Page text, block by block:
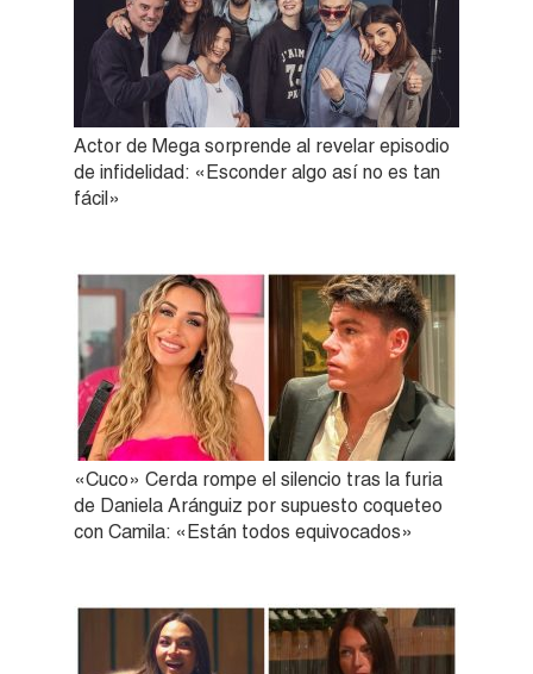
Actor de Mega sorprende al revelar episodio
de infidelidad: «Esconder algo así no es tan
fácil»
«Cuco» Cerda rompe el silencio tras la furia
de Daniela Aránguiz por supuesto coqueteo
con Camila: «Están todos equivocados»